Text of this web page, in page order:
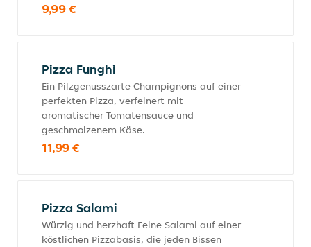
9,99 €
Pizza Funghi
Ein Pilzgenusszarte Champignons auf einer
perfekten Pizza, verfeinert mit
aromatischer Tomatensauce und
geschmolzenem Käse.
11,99 €
Pizza Salami
Würzig und herzhaft Feine Salami auf einer
köstlichen Pizzabasis, die jeden Bissen